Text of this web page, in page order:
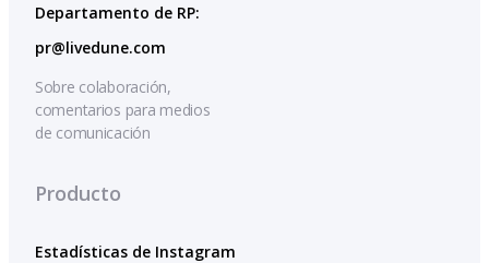
Departamento de RP:
pr@livedune.com
Sobre colaboración,
comentarios para medios
de comunicación
Producto
Estadísticas de Instagram